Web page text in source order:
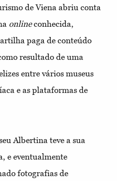
de Viena abriu conta
online conhecida,
paga de conteúdo
resultado de uma
entre vários museus
e as plataformas de
Albertina teve a sua
e eventualmente
fotografias de